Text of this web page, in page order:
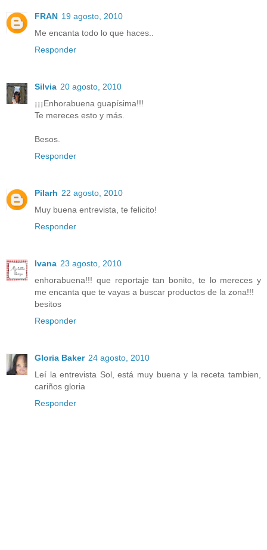
FRAN 19 agosto, 2010
Me encanta todo lo que haces..
Responder
Silvia 20 agosto, 2010
¡¡¡Enhorabuena guapísima!!!
Te mereces esto y más.
Besos.
Responder
Pilarh 22 agosto, 2010
Muy buena entrevista, te felicito!
Responder
Ivana 23 agosto, 2010
enhorabuena!!! que reportaje tan bonito, te lo mereces y
me encanta que te vayas a buscar productos de la zona!!!
besitos
Responder
Gloria Baker 24 agosto, 2010
Leí la entrevista Sol, está muy buena y la receta tambien,
cariños gloria
Responder